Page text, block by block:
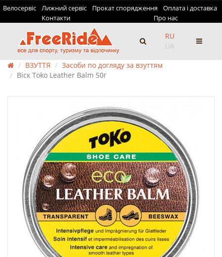
Велосервіс Лижний сервіс Прокат спорядження
Оплата і доставка
Контакти
Про нас
RU
UA
ВЗУТТЯ
Засоби по догляду за взуттям
Віск Toko Leather Balm 50г